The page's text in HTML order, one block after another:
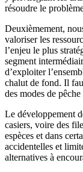
résoudre le
Deuxièmement,
valoriser les
l’enjeu le plus
segment
d’exploiter
chalut de fond. Il
des modes de
Le développement
casiers, voire des
espèces et dans
accidentelles et
alternatives à